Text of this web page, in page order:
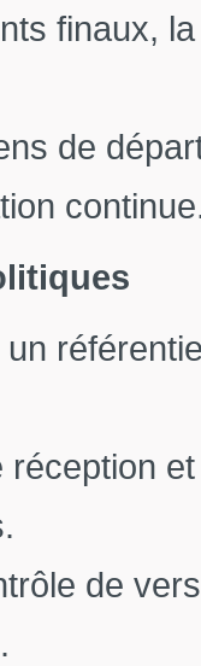
finaux,
de
réception
de